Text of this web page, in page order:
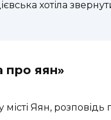
хотіла
про яян»
місті Яян,